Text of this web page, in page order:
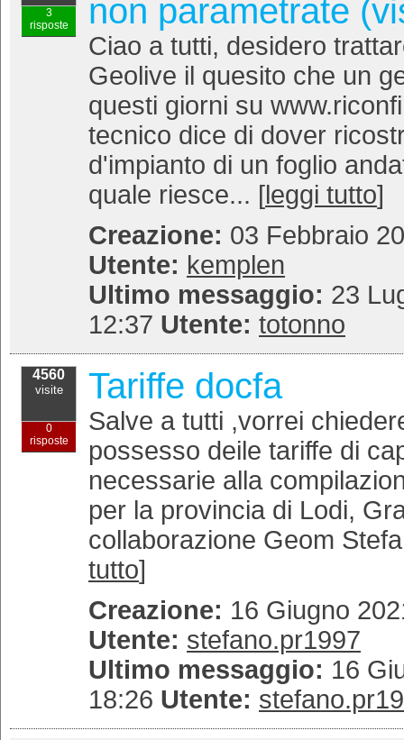
3
risposte
non parametrate
Ciao a tutti, desidero
Geolive il quesito che un
questi giorni su
tecnico dice di dover
d'impianto di un foglio
quale riesce... [ leggi tutto]
Creazione: 03 Febbraio
Utente: kemplen
Ultimo messaggio: 23
12:37 Utente: totonno
4560
visite
0
risposte
Tariffe docfa
Salve a tutti ,vorrei
possesso deile tariffe di
necessarie alla
per la provincia di Lodi,
collaborazione Geom
tutto]
Creazione: 16 Giugno
Utente: stefano.pr1997
Ultimo messaggio: 16
18:26 Utente: